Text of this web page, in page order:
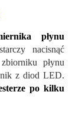
płynu
nacisnąć
płynu
z diod LED.
po kilku